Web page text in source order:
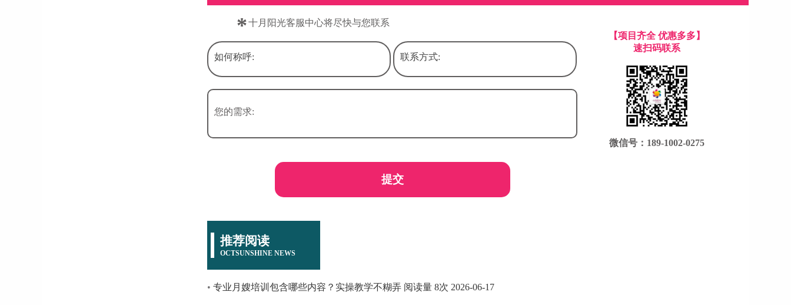
*十月阳光客服中心将尽快与您联系
如何称呼: 联系方式:
您的需求:
提交
【项目齐全 优惠多多】
速扫码联系
微信号：189-1002-0275
推荐阅读
OCTSUNSHINE NEWS
专业月嫂培训包含哪些内容？实操教学不糊弄 阅读量 8次 2026-06-17